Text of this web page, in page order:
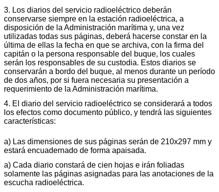
3. Los diarios del servicio radioeléctrico deberán
conservarse siempre en la estación radioeléctrica, a
disposición de la Administración marítima y, una vez
utilizadas todas sus páginas, deberá hacerse constar en la
última de ellas la fecha en que se archiva, con la firma del
capitán o la persona responsable del buque, los cuales
serán los responsables de su custodia. Estos diarios se
conservarán a bordo del buque, al menos durante un período
de dos años, por si fuera necesaria su presentación a
requerimiento de la Administración marítima.
4. El diario del servicio radioeléctrico se considerará a todos
los efectos como documento público, y tendrá las siguientes
características:
a) Las dimensiones de sus páginas serán de 210x297 mm y
estará encuadernado de forma apaisada.
a) Cada diario constará de cien hojas e irán foliadas
solamente las páginas asignadas para las anotaciones de la
escucha radioeléctrica.